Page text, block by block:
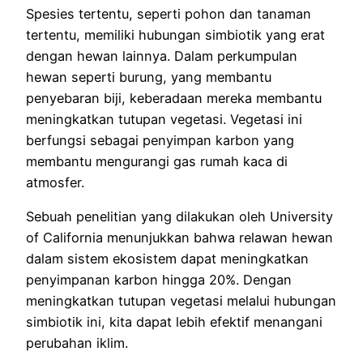
Spesies tertentu, seperti pohon dan tanaman
tertentu, memiliki hubungan simbiotik yang erat
dengan hewan lainnya. Dalam perkumpulan
hewan seperti burung, yang membantu
penyebaran biji, keberadaan mereka membantu
meningkatkan tutupan vegetasi. Vegetasi ini
berfungsi sebagai penyimpan karbon yang
membantu mengurangi gas rumah kaca di
atmosfer.
Sebuah penelitian yang dilakukan oleh University
of California menunjukkan bahwa relawan hewan
dalam sistem ekosistem dapat meningkatkan
penyimpanan karbon hingga 20%. Dengan
meningkatkan tutupan vegetasi melalui hubungan
simbiotik ini, kita dapat lebih efektif menangani
perubahan iklim.